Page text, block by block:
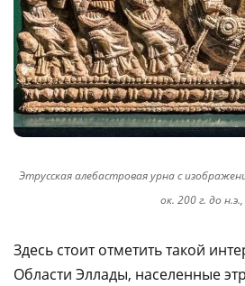
Этрусская алебастровая урна с
ок. 200 г. до н.э.,
Здесь стоит отметить такой
Области Эллады, населенные